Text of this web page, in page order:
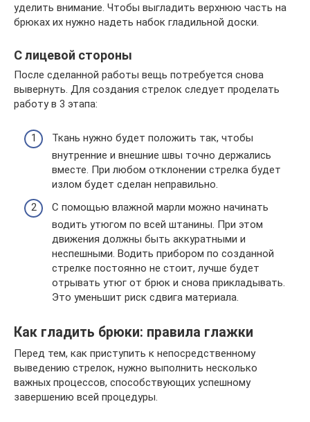
уделить внимание. Чтобы выгладить верхнюю часть на
брюках их нужно надеть набок гладильной доски.
С лицевой стороны
После сделанной работы вещь потребуется снова
вывернуть. Для создания стрелок следует проделать
работу в 3 этапа:
Ткань нужно будет положить так, чтобы
внутренние и внешние швы точно держались
вместе. При любом отклонении стрелка будет
излом будет сделан неправильно.
С помощью влажной марли можно начинать
водить утюгом по всей штанины. При этом
движения должны быть аккуратными и
неспешными. Водить прибором по созданной
стрелке постоянно не стоит, лучше будет
отрывать утюг от брюк и снова прикладывать.
Это уменьшит риск сдвига материала.
Как гладить брюки: правила глажки
Перед тем, как приступить к непосредственному
выведению стрелок, нужно выполнить несколько
важных процессов, способствующих успешному
завершению всей процедуры.